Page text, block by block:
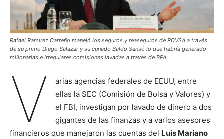
Rafael Ramírez Carreño manejó los seguros y reaseguros de PDVSA a través
de su primo Diego Salazar y su cuñado Baldo Sansó lo que habría generado
millonarias e irregulares comisiones lavadas a través de BPA
V
arias agencias federales de EEUU, entre
ellas la SEC (Comisión de Bolsa y Valores) y
el FBI, investigan por lavado de dinero a dos
gigantes de las finanzas y a varios asesores
financieros que manejaron las cuentas del Luis Mariano